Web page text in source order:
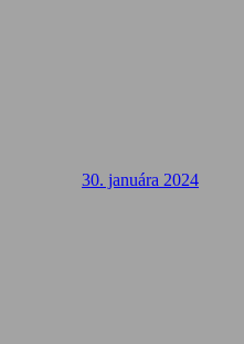
30. januára 2024